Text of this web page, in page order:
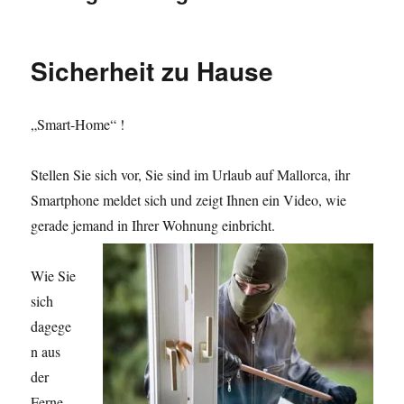
Sicherheit zu Hause
„Smart-Home“ !
Stellen Sie sich vor, Sie sind im Urlaub auf Mallorca, ihr
Smartphone meldet sich und zeigt Ihnen ein Video, wie
gerade jemand in Ihrer Wohnung einbricht.
Wie Sie
sich
dagege
n aus
der